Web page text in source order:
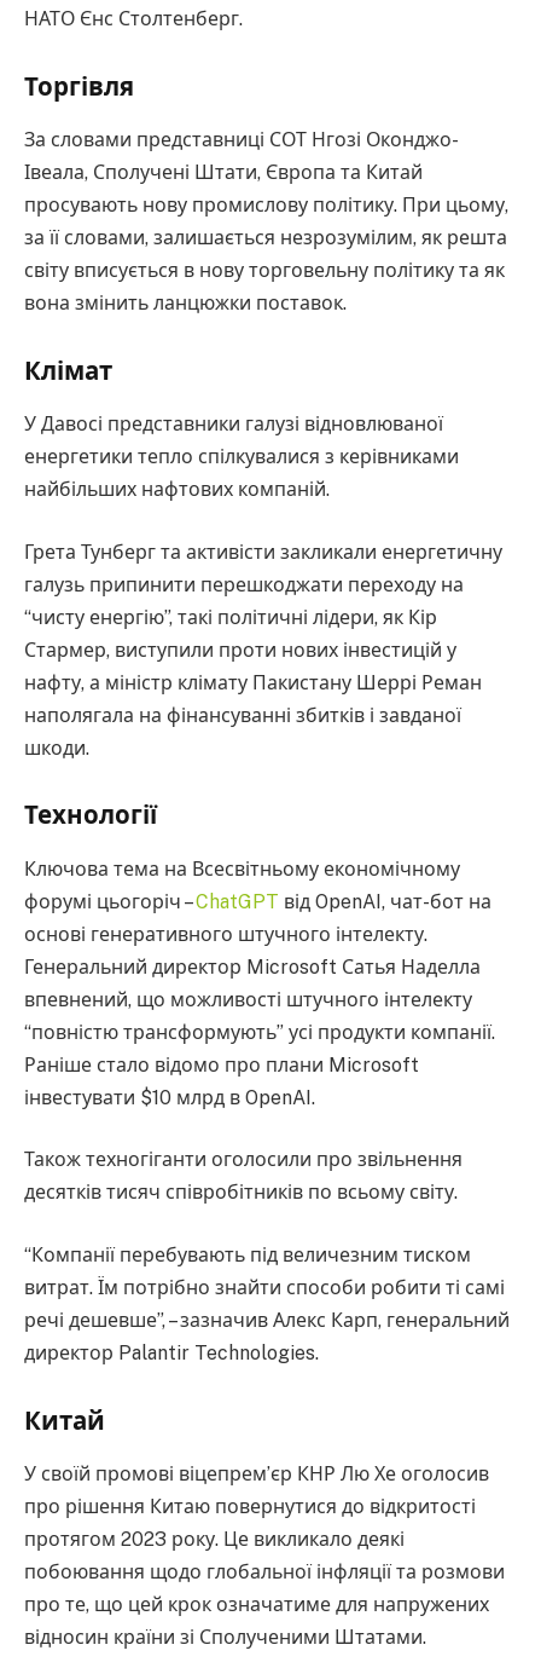
НАТО Єнс Столтенберг.
Торгівля
За словами представниці СОТ Нгозі Оконджо-
Івеала, Сполучені Штати, Європа та Китай
просувають нову промислову політику. При цьому,
за її словами, залишається незрозумілим, як решта
світу вписується в нову торговельну політику та як
вона змінить ланцюжки поставок.
Клімат
У Давосі представники галузі відновлюваної
енергетики тепло спілкувалися з керівниками
найбільших нафтових компаній.
Грета Тунберг та активісти закликали енергетичну
галузь припинити перешкоджати переходу на
“чисту енергію”, такі політичні лідери, як Кір
Стармер, виступили проти нових інвестицій у
нафту, а міністр клімату Пакистану Шеррі Реман
наполягала на фінансуванні збитків і завданої
шкоди.
Технології
Ключова тема на Всесвітньому економічному
форумі цьогоріч –ChatGPT від OpenAI, чат-бот на
основі генеративного штучного інтелекту.
Генеральний директор Microsoft Сатья Наделла
впевнений, що можливості штучного інтелекту
“повністю трансформують” усі продукти компанії.
Раніше стало відомо про плани Microsoft
інвестувати $10 млрд в OpenAI.
Також техногіганти оголосили про звільнення
десятків тисяч співробітників по всьому світу.
“Компанії перебувають під величезним тиском
витрат. Їм потрібно знайти способи робити ті самі
речі дешевше”, – зазначив Алекс Карп, генеральний
директор Palantir Technologies.
Китай
У своїй промові віцепрем’єр КНР Лю Хе оголосив
про рішення Китаю повернутися до відкритості
протягом 2023 року. Це викликало деякі
побоювання щодо глобальної інфляції та розмови
про те, що цей крок означатиме для напружених
відносин країни зі Сполученими Штатами.